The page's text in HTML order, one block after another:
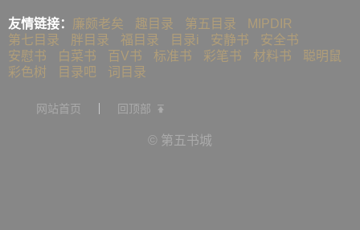
友情链接： 廉颇老矣 趣目录 第五目录
MIPDIR
第七目录
胖目录 福目录 目录i 安静书
安全书
安慰书
白菜书 百V书 标准书 彩笔书 材料书
聪明鼠
彩色树
目录吧 词目录
网站首页 回顶部
© 第五书城